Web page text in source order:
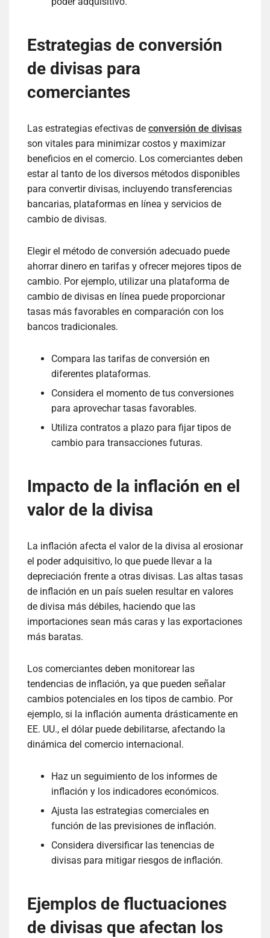
Estrategias de conversión
de divisas para
comerciantes
Las estrategias efectivas de conversión de divisas
son vitales para minimizar costos y maximizar
beneficios en el comercio. Los comerciantes deben
estar al tanto de los diversos métodos disponibles
para convertir divisas, incluyendo transferencias
bancarias, plataformas en línea y servicios de
cambio de divisas.
Elegir el método de conversión adecuado puede
ahorrar dinero en tarifas y ofrecer mejores tipos de
cambio. Por ejemplo, utilizar una plataforma de
cambio de divisas en línea puede proporcionar
tasas más favorables en comparación con los
bancos tradicionales.
Compara las tarifas de conversión en
diferentes plataformas.
Considera el momento de tus conversiones
para aprovechar tasas favorables.
Utiliza contratos a plazo para fijar tipos de
cambio para transacciones futuras.
Impacto de la inflación en el
valor de la divisa
La inflación afecta el valor de la divisa al erosionar
el poder adquisitivo, lo que puede llevar a la
depreciación frente a otras divisas. Las altas tasas
de inflación en un país suelen resultar en valores
de divisa más débiles, haciendo que las
importaciones sean más caras y las exportaciones
más baratas.
Los comerciantes deben monitorear las
tendencias de inflación, ya que pueden señalar
cambios potenciales en los tipos de cambio. Por
ejemplo, si la inflación aumenta drásticamente en
EE. UU., el dólar puede debilitarse, afectando la
dinámica del comercio internacional.
Haz un seguimiento de los informes de
inflación y los indicadores económicos.
Ajusta las estrategias comerciales en
función de las previsiones de inflación.
Considera diversificar las tenencias de
divisas para mitigar riesgos de inflación.
Ejemplos de fluctuaciones
de divisas que afectan los